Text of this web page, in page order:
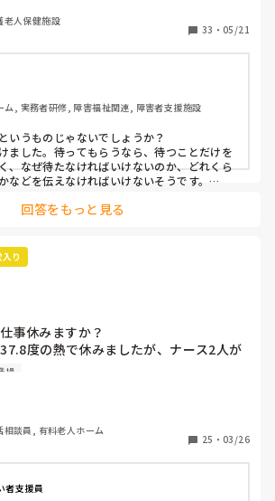
すか？むしろ必要な言葉だと思うのです
老人保健施設
33 ・ 05/21
ム, 実務者研修, 障害福祉関連, 障害者支援施設
いうものじゃないでしょうか？
ました。待ってもらうなら、待つことだけを
、なぜ待たなければいけないのか、どれくら
などを伝えなければいけないそうです。
回答をもっと見る
り
事休みますか？
度の熱で休みましたが、ナース2人が
む？私なら休まない。甘えよね」等、会
んどいので)
たいです。
場
相談員, 有料老人ホーム
25 ・ 03/26
者支援員